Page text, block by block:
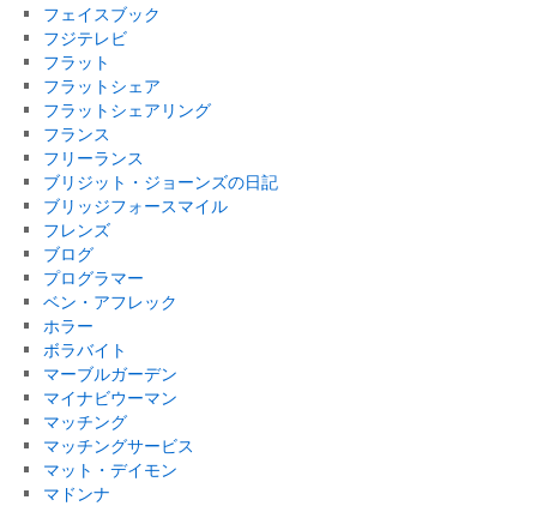
フェイスブック
フジテレビ
フラット
フラットシェア
フラットシェアリング
フランス
フリーランス
ブリジット・ジョーンズの日記
ブリッジフォースマイル
フレンズ
ブログ
プログラマー
ベン・アフレック
ホラー
ボラバイト
マーブルガーデン
マイナビウーマン
マッチング
マッチングサービス
マット・デイモン
マドンナ